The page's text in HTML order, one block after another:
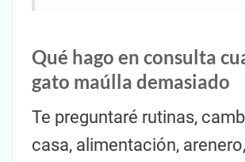
Qué hago en consulta
gato maúlla demasiado
Te preguntaré rutinas,
casa, alimentación, arenero,